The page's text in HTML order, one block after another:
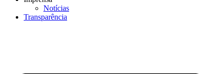
Notícias
Transparência